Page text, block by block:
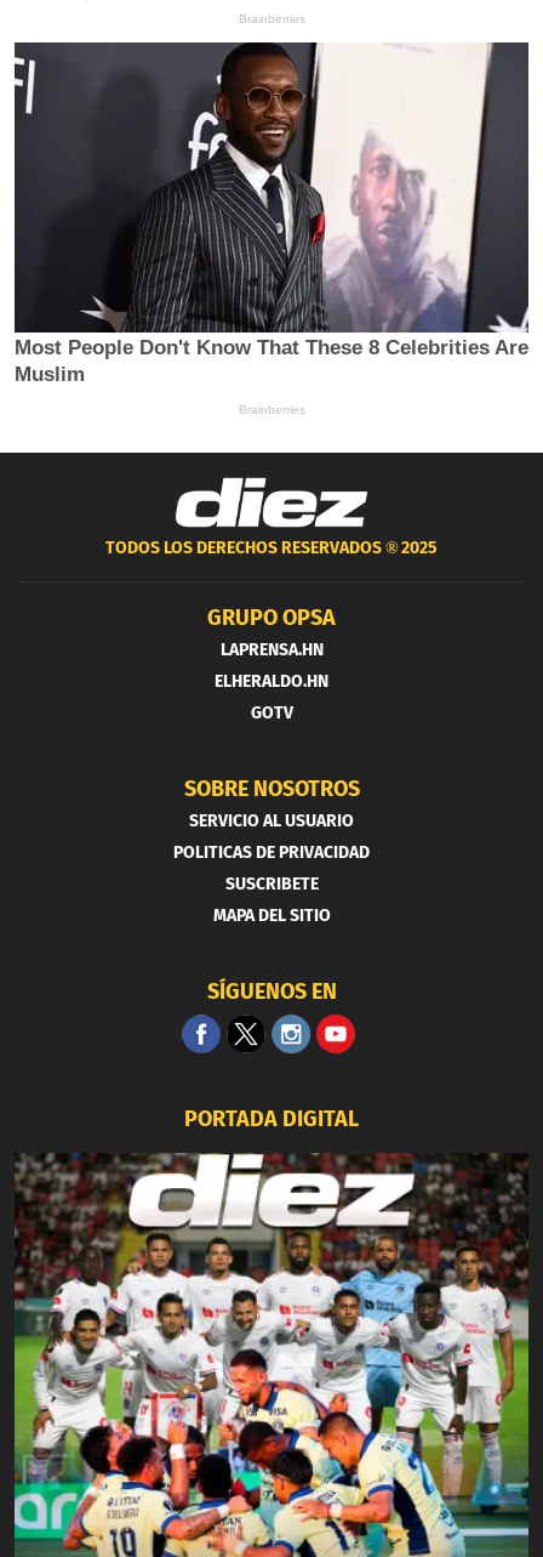
TODOS LOS DERECHOS RESERVADOS ®2025
GRUPO OPSA
LAPRENSA.HN
ELHERALDO.HN
GOTV
SOBRE NOSOTROS
SERVICIO AL USUARIO
POLITICAS DE PRIVACIDAD
SUSCRIBETE
MAPA DEL SITIO
SÍGUENOS EN
PORTADA DIGITAL